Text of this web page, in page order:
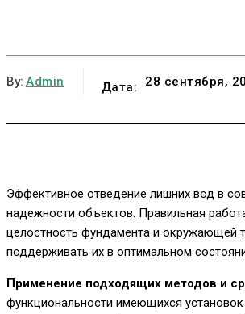
By: Admin Дата: 28 сентября,
Эффективное отведение лишних вод в
надежности объектов. Правильная
целостность фундамента и окружающей
поддерживать их в оптимальном
Применение подходящих методов и
функциональности имеющихся